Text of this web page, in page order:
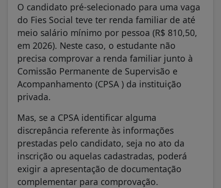
O candidato pré-selecionado para uma vaga
do Fies Social teve ter renda familiar de até
meio salário mínimo por pessoa (R$ 810,50,
em 2026). Neste caso, o estudante não
precisa comprovar a renda familiar junto à
Comissão Permanente de Supervisão e
Acompanhamento (CPSA ) da instituição
privada.
Mas, se a CPSA identificar alguma
discrepância referente às informações
prestadas pelo candidato, seja no ato da
inscrição ou aquelas cadastradas, poderá
exigir a apresentação de documentação
complementar para comprovação.